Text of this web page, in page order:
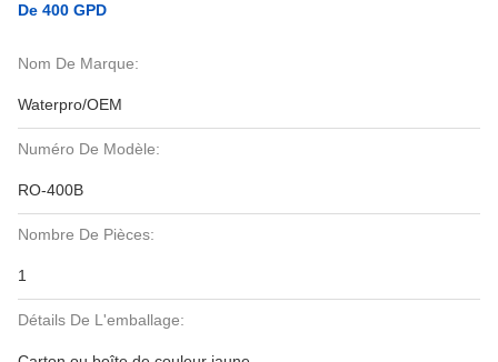
De 400 GPD
Nom De Marque:
Waterpro/OEM
Numéro De Modèle:
RO-400B
Nombre De Pièces:
1
Détails De L'emballage: